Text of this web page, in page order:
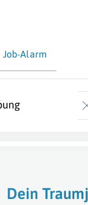
Job-Alarm
Dein